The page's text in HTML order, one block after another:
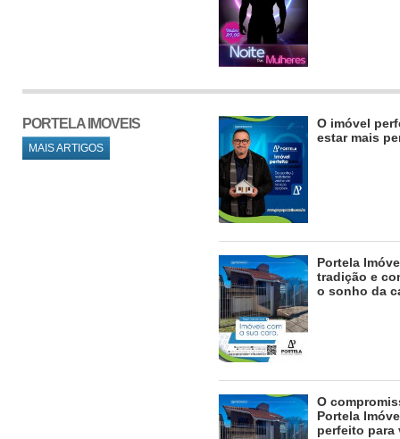
PORTELA IMOVEIS
MAIS ARTIGOS
O imóvel
estar mais
Portela
tradição e
o sonho da
O
Portela
perfeito para